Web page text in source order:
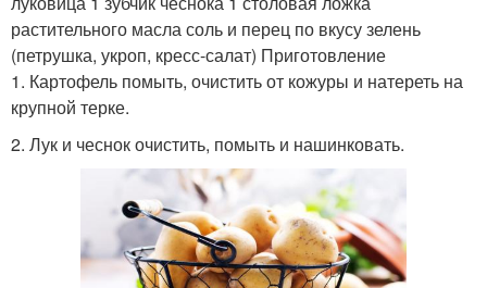
растительного масла соль и перец по вкусу зелень
(петрушка, укроп, кресс-салат) Приготовление
1. Картофель помыть, очистить от кожуры и натереть на
крупной терке.
2. Лук и чеснок очистить, помыть и нашинковать.